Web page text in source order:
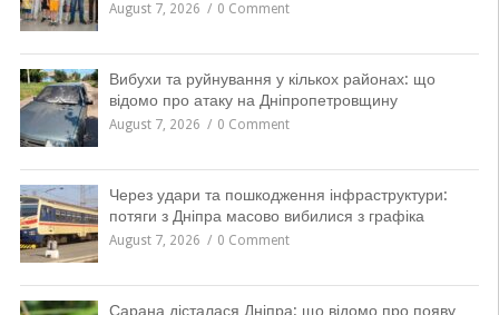
August 7, 2026 0 Comment
Вибухи та руйнування у кількох районах: що
відомо про атаку на Дніпропетровщину
August 7, 2026 0 Comment
Через удари та пошкодження інфраструктури:
потяги з Дніпра масово вибилися з графіка
August 7, 2026 0 Comment
Сарана дісталася Дніпра: що відомо про появу